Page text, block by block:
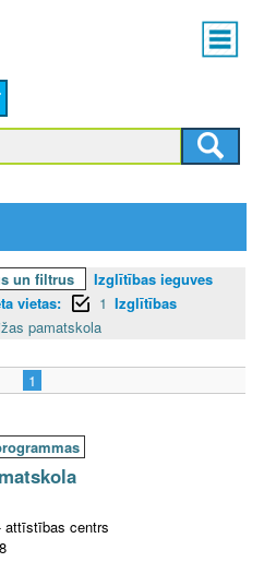
Main
menu
un filtrus
Izglītības ieguves
vietas: 1 Izglītības
pamatskola
1
attīstības centrs